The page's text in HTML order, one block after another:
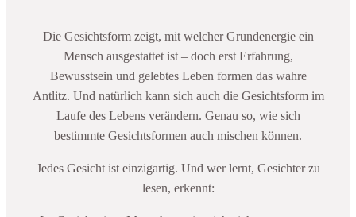
Die Gesichtsform zeigt, mit welcher Grundenergie ein
Mensch ausgestattet ist – doch erst Erfahrung,
Bewusstsein und gelebtes Leben formen das wahre
Antlitz. Und natürlich kann sich auch die Gesichtsform im
Laufe des Lebens verändern. Genau so, wie sich
bestimmte Gesichtsformen auch mischen können.
Jedes Gesicht ist einzigartig. Und wer lernt, Gesichter zu
lesen, erkennt: